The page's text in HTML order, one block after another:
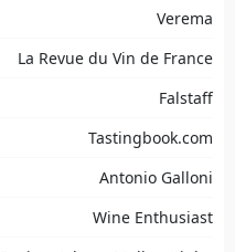
Verema
La Revue du Vin de France
Falstaff
Tastingbook.com
Antonio Galloni
Wine Enthusiast